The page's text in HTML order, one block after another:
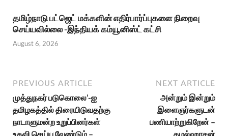
தமிழ்நாடு பட்ஜெட் மக்களின் எதிர்பார்ப்புகளை நிறைவு
செய்யவில்லை -இந்தியக் கம்யூனிஸ்ட் கட்சி
August 6, 2026
PREVIOUS ARTICLE
முத்துநகர் படுகொலை’-ஐ
தமிழகத்தில் திரையிடுவதற்கு
நாடாளுமன்ற உறுப்பினர்கள்
உதவி செய்ய வேண்டும் –
NEXT ARTICLE
அன்றும் இன்றும்
இளைஞர்களுடன்
பணியாற்றுகிறேன் –
கமல்ஹாசன்